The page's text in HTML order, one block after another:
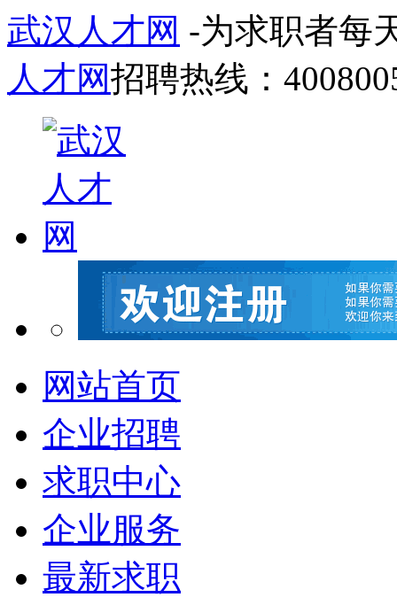
武汉人才网 -为求职者每
人才网招聘热线：
网站首页
企业招聘
求职中心
企业服务
最新求职